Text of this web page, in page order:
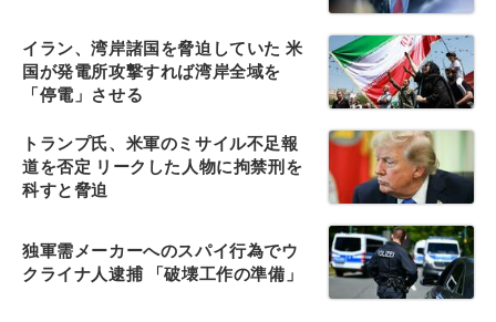
イラン、湾岸諸国を脅迫していた 米
国が発電所攻撃すれば湾岸全域を
「停電」させる
トランプ氏、米軍のミサイル不足報
道を否定 リークした人物に拘禁刑を
科すと脅迫
独軍需メーカーへのスパイ行為でウ
クライナ人逮捕 「破壊工作の準備」